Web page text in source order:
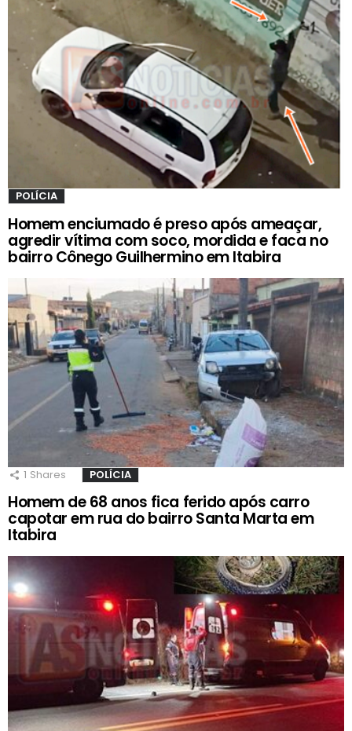
POLÍCIA
Homem enciumado é preso após ameaçar,
agredir vítima com soco, mordida e faca no
bairro Cônego Guilhermino em Itabira
1 Shares POLÍCIA
Homem de 68 anos fica ferido após carro
capotar em rua do bairro Santa Marta em
Itabira